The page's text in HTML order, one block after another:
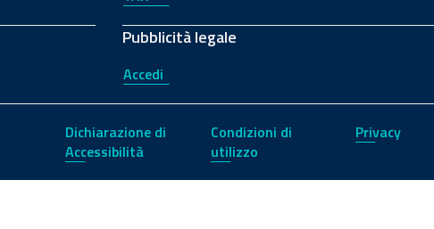
Pubblicità legale
Accedi
Dichiarazione di
Accessibilità
Condizioni di
utilizzo
Privacy